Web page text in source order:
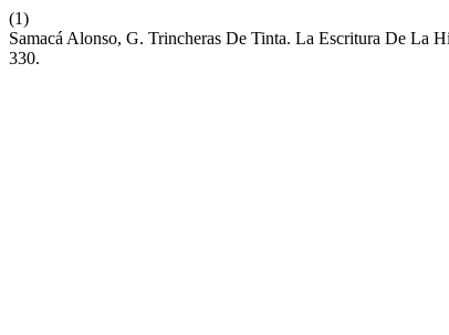
(1)
Samacá Alonso, G. Trincheras De Tinta. La Escritura De La
330.